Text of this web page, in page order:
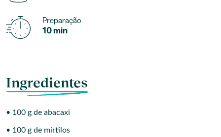
Preparação
10 min
Ingredientes
• 100 g de abacaxi
• 100 g de mirtilos